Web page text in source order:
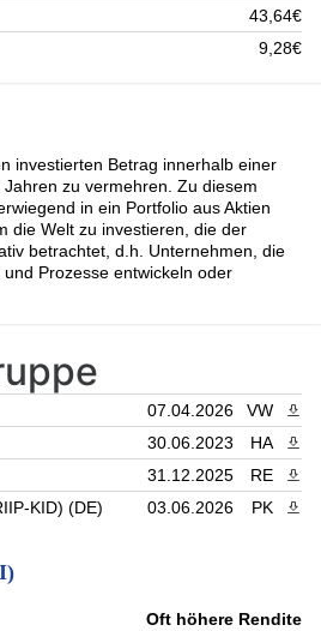
(3.23%)
Class A (3.03%)
inc (2.95%)
Exchange Inc (2.89%)
Ltd (2.83%)
43,64€
9,28€
investierten Betrag innerhalb einer
zu vermehren. Zu diesem
in ein Portfolio aus Aktien
die Welt zu investieren, die der
betrachtet, d.h. Unternehmen, die
Prozesse entwickeln oder
07.04.2026 VW
30.06.2023 HA
31.12.2025 RE
KID) (DE)
03.06.2026 PK
Oft höhere Rendite